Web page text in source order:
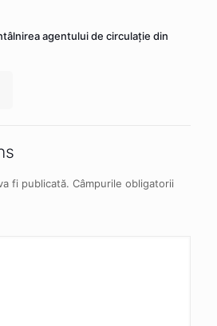
agentului de circulație din
fi publicată. Câmpurile obligatorii